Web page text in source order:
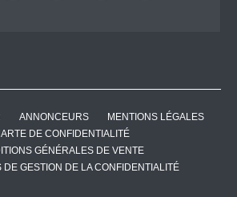
ANNONCEURS
MENTIONS LÉGALES
DE CONFIDENTIALITÉ
GÉNÉRALES DE VENTE
DE GESTION DE LA CONFIDENTIALITÉ